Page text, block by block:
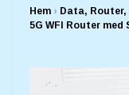
Hem › Data,
5G WFI Router med